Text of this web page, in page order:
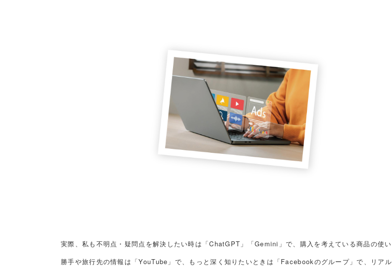
実際、私も不明点・疑問点を解決したい時は「ChatGPT」「Gemini」で、購入を考えている商品の使い
勝手や旅行先の情報は「YouTube」で、もっと深く知りたいときは「Facebookのグループ」で、リアル